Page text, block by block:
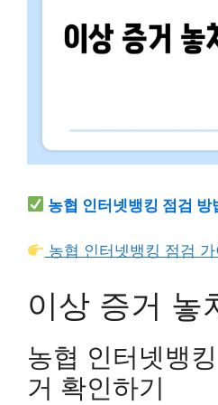
농협 인터넷뱅킹 점검 방
농협 인터넷뱅킹 점검
이상 증거 놓
농협 인터넷뱅
거 확인하기